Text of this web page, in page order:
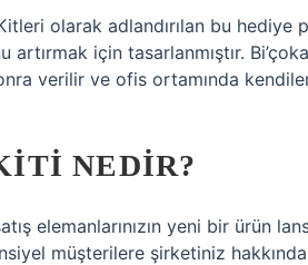
olarak adlandırılan bu
artırmak için tasarlanmıştır.
verilir ve ofis ortamında
NEDIR?
elemanlarınızın yeni bir ürün
müşterilere şirketiniz